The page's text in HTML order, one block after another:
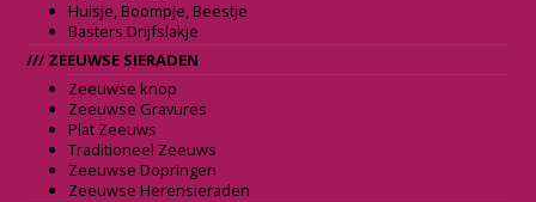
Huisje, Boompje, Beestje
Basters Drijfslakje
/// ZEEUWSE SIERADEN
Zeeuwse knop
Zeeuwse Gravures
Plat Zeeuws
Traditioneel Zeeuws
Zeeuwse Dopringen
Zeeuwse Herensieraden